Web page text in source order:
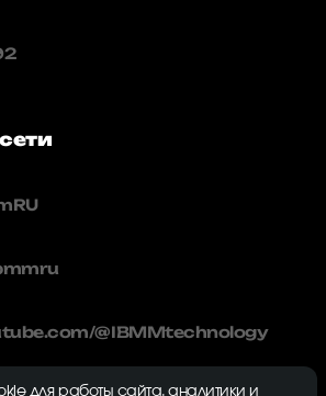
@IBMMtechnology
для работы сайта, аналитики и